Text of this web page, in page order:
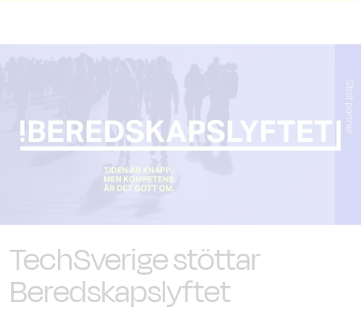
TechSverige stöttar
Beredskapslyftet